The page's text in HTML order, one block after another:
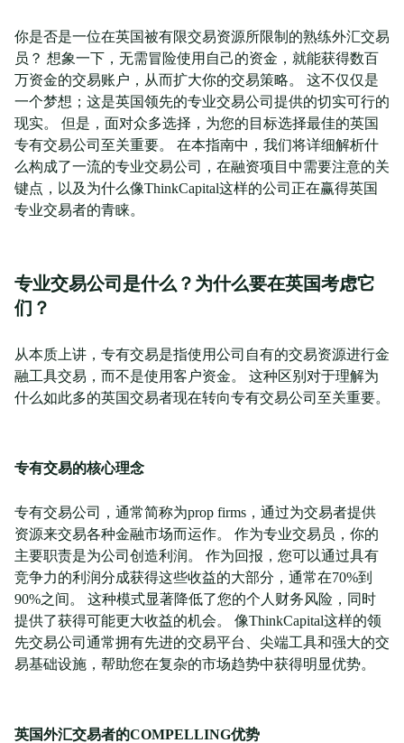
你是否是一位在英国被有限交易资源所限制的熟练外汇交易
员？ 想象一下，无需冒险使用自己的资金，就能获得数百
万资金的交易账户，从而扩大你的交易策略。 这不仅仅是
一个梦想；这是英国领先的专业交易公司提供的切实可行的
现实。 但是，面对众多选择，为您的目标选择最佳的英国
专有交易公司至关重要。 在本指南中，我们将详细解析什
么构成了一流的专业交易公司，在融资项目中需要注意的关
键点，以及为什么像ThinkCapital这样的公司正在赢得英国
专业交易者的青睐。
专业交易公司是什么？为什么要在英国考虑它
们？
从本质上讲，专有交易是指使用公司自有的交易资源进行金
融工具交易，而不是使用客户资金。 这种区别对于理解为
什么如此多的英国交易者现在转向专有交易公司至关重要。
专有交易的核心理念
专有交易公司，通常简称为prop firms，通过为交易者提供
资源来交易各种金融市场而运作。 作为专业交易员，你的
主要职责是为公司创造利润。 作为回报，您可以通过具有
竞争力的利润分成获得这些收益的大部分，通常在70%到
90%之间。 这种模式显著降低了您的个人财务风险，同时
提供了获得可能更大收益的机会。 像ThinkCapital这样的领
先交易公司通常拥有先进的交易平台、尖端工具和强大的交
易基础设施，帮助您在复杂的市场趋势中获得明显优势。
英国外汇交易者的COMPELLING优势